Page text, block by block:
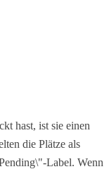
hast, ist sie einen
die Plätze als
Label. Wenn